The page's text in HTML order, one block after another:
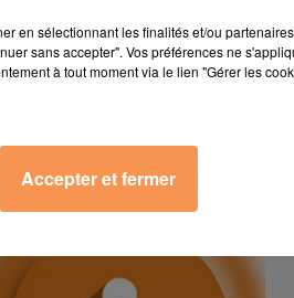
2025
DE SAMUEL " SAISON
en sélectionnant les finalités et/ou
sans accepter". Vos préférences ne
à tout moment via le lien "Gérer les
Accepter et fermer